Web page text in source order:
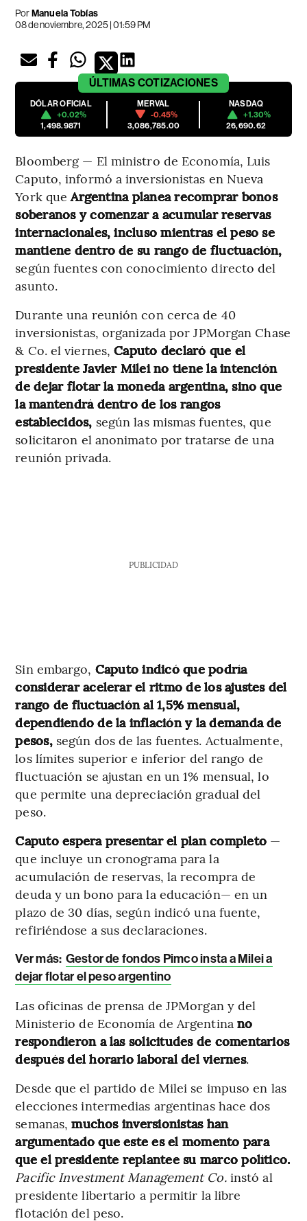
PorManuela Tobías
08 de noviembre, 2025 | 01:59 PM
ÚLTIMAS COTIZACIONES
DÓLAR OFICIAL
+0.02%
1,498.9871
MERVAL
-0.45%
3,086,785.00
NASDAQ
+1.30%
26,690.62
Bloomberg — El ministro de Economía, Luis
Caputo, informó a inversionistas en Nueva
York queArgentina planea recomprar bonos
soberanos y comenzar a acumular reservas
internacionales, incluso mientras el peso se
mantiene dentro de su rango de fluctuación,
según fuentes con conocimiento directo del
asunto.
Durante una reunión con cerca de 40
inversionistas, organizada por JPMorgan Chase
& Co. el viernes,Caputo declaró que el
presidente Javier Milei no tiene la intención
de dejar flotar la moneda argentina, sino que
la mantendrá dentro de los rangos
establecidos, según las mismas fuentes, que
solicitaron el anonimato por tratarse de una
reunión privada.
PUBLICIDAD
Sin embargo, Caputo indicó que podría
considerar acelerar el ritmo de los ajustes del
rango de fluctuación al 1,5% mensual,
dependiendo de la inflación y la demanda de
pesos,según dos de las fuentes. Actualmente,
los límites superior e inferior del rango de
fluctuación se ajustan en un 1% mensual, lo
que permite una depreciación gradual del
peso.
Caputo espera presentar el plan completo —
que incluye un cronograma para la
acumulación de reservas, la recompra de
deuda y un bono para la educación— en un
plazo de 30 días, según indicó una fuente,
refiriéndose a sus declaraciones.
Ver más: Gestor de fondos Pimco insta a Milei a
dejar flotar el peso argentino
Las oficinas de prensa de JPMorgan y del
Ministerio de Economía de Argentina no
respondieron a las solicitudes de comentarios
después del horario laboral del viernes.
Desde que el partido de Milei se impuso en las
elecciones intermedias argentinas hace dos
semanas,muchos inversionistas han
argumentado que este es el momento para
que el presidente replantee su marco político.
Pacific Investment Management Co.instó al
presidente libertario a permitir la libre
flotación del peso.